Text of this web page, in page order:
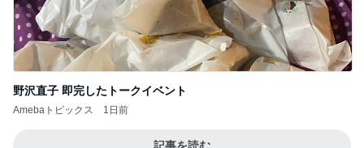
野沢直子 即完したトークイベント
Amebaトピックス 1日前